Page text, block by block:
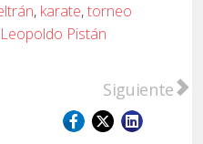
, karate,torneo
Leopoldo Pistán
promesa del
Artículo
Siguiente